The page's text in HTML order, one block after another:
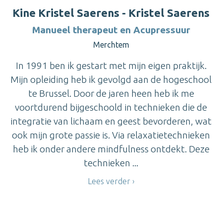
Kine Kristel Saerens - Kristel Saerens
Manueel therapeut en Acupressuur
Merchtem
In 1991 ben ik gestart met mijn eigen praktijk.
Mijn opleiding heb ik gevolgd aan de hogeschool
te Brussel. Door de jaren heen heb ik me
voortdurend bijgeschoold in technieken die de
integratie van lichaam en geest bevorderen, wat
ook mijn grote passie is. Via relaxatietechnieken
heb ik onder andere mindfulness ontdekt. Deze
technieken ...
Lees verder